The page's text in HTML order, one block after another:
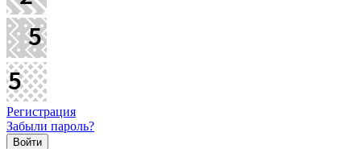
Регистрация
Забыли пароль?